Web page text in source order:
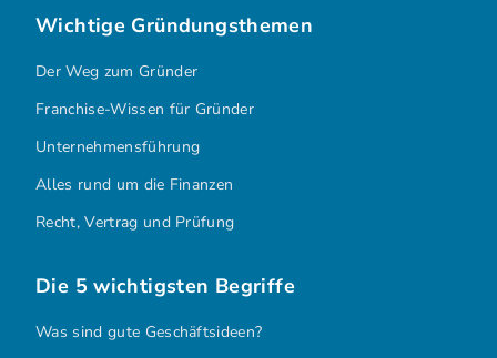
Wichtige Gründungsthemen
Der Weg zum Gründer
Franchise-Wissen für Gründer
Unternehmensführung
Alles rund um die Finanzen
Recht, Vertrag und Prüfung
Die 5 wichtigsten Begriffe
Was sind gute Geschäftsideen?